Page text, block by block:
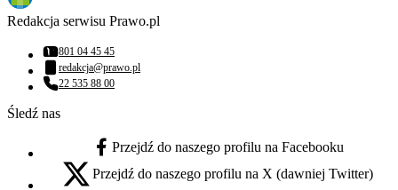
Redakcja serwisu Prawo.pl
Numer telefonu:
801 04 45 45
Adres email:
redakcja@prawo.pl
Numer telefonu:
22 535 88 00
Śledź nas
facebook - otwiera się w nowej karcie
Przejdź do naszego profilu na Facebooku
x - otwiera się w nowej karcie
Przejdź do naszego profilu na X (dawniej Twitter)